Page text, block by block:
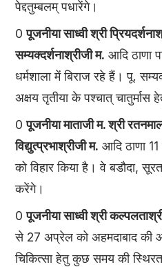
पेद्दतुम्बलम् पधारेंगे।
0पूजनीया साध्वी श्री
सम्यक्दर्शनाश्रीजी म. आदि ठाणा
धर्मशाला में बिराज रहे हैं। पू.
अक्षय तृतीया के पश्चात्
0पूजनीया माताजी म. श्री
विद्युत्प्रभाश्रीजी म. आदि ठाणा
को विहार किया है। वे बडौदा,
करेंगे।
0पूजनीया साध्वी श्री
से 27 अप्रेल को अहमदाबाद की
चिकित्सा हेतु कुछ समय की